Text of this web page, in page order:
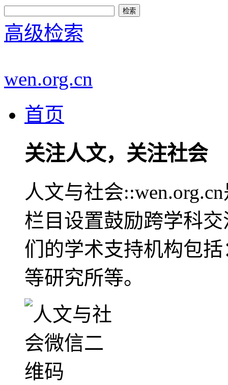
高级检索
wen.org.cn
首页
关注人文，关注社会
人文与社会
栏目设置鼓励跨学科
们的学术支持机构包
等研究所等。